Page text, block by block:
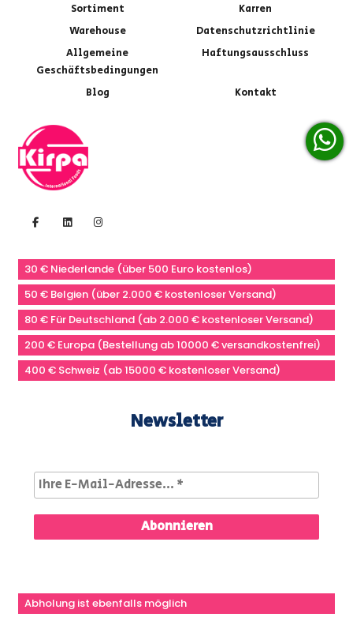
Sortiment
Karren
Warehouse
Datenschutzrichtlinie
Allgemeine
Geschäftsbedingungen
Haftungsausschluss
Blog Kontakt
30 € Niederlande (über 500 Euro kostenlos)
50 € Belgien (über 2.000 € kostenloser Versand)
80 € Für Deutschland (ab 2.000 € kostenloser Versand)
200 € Europa (Bestellung ab 10000 € versandkostenfrei)
400 € Schweiz (ab 15000 € kostenloser Versand)
Newsletter
Abholung ist ebenfalls möglich